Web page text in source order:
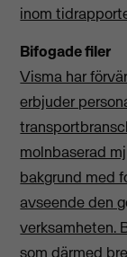
inom
Bifogade filer
Visma har
erbjuder
molnbaserad
bakgrund med
avseende den
verksamheten.
som därmed